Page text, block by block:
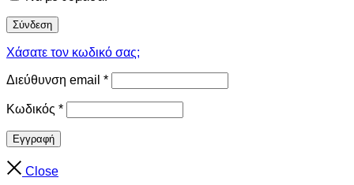
Σύνδεση
Χάσατε τον κωδικό σας;
Διεύθυνση email *
Κωδικός *
Εγγραφή
Close